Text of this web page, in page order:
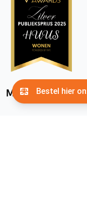
Meer HUUS